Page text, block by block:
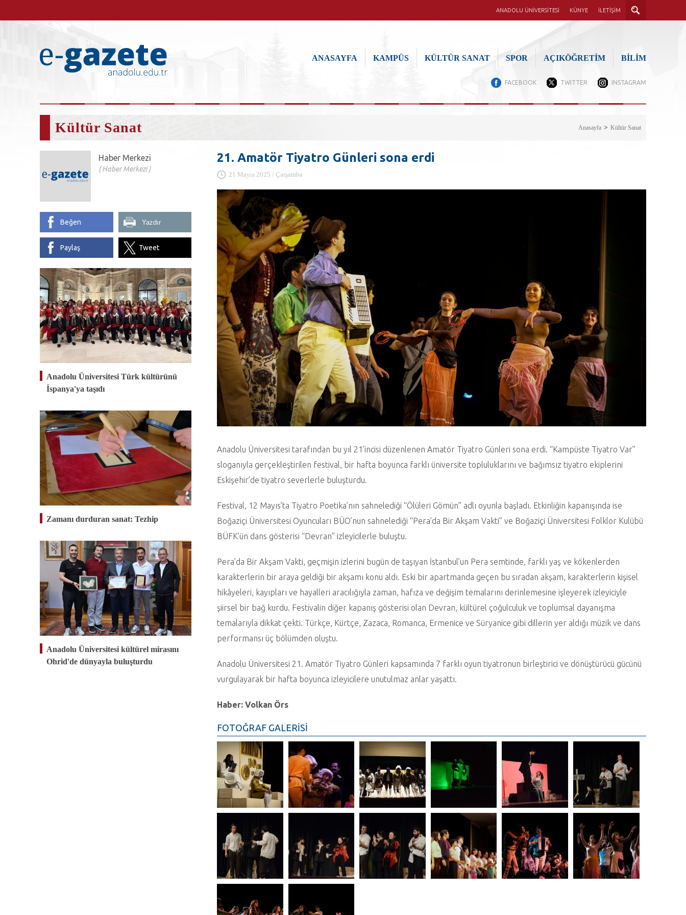
ANADOLU ÜNİVERSİTESİ KÜNYE İLETİŞİM
ANASAYFA KAMPÜS KÜLTÜR SANAT SPOR AÇIKÖĞRETİM BİLİM
FACEBOOK TWITTER INSTAGRAM
Kültür Sanat Anasayfa Kültür Sanat
21. Amatör Tiyatro Günleri sona erdi
21 Mayıs 2025 / Çarşamba
Anadolu Üniversitesi tarafından bu yıl 21’incisi düzenlenen Amatör Tiyatro Günleri sona erdi. “Kampüste Tiyatro Var”
sloganıyla gerçekleştirilen festival, bir hafta boyunca farklı üniversite topluluklarını ve bağımsız tiyatro ekiplerini
Eskişehir’de tiyatro severlerle buluşturdu.
Festival, 12 Mayıs’ta Tiyatro Poetika’nın sahnelediği “Ölüleri Gömün” adlı oyunla başladı. Etkinliğin kapanışında ise
Boğaziçi Üniversitesi Oyuncuları BÜO’nun sahnelediği “Pera’da Bir Akşam Vakti” ve Boğaziçi Üniversitesi Folklor Kulübü
BÜFK’ün dans gösterisi “Devran” izleyicilerle buluştu.
Pera’da Bir Akşam Vakti, geçmişin izlerini bugün de taşıyan İstanbul’un Pera semtinde, farklı yaş ve kökenlerden
karakterlerin bir araya geldiği bir akşamı konu aldı. Eski bir apartmanda geçen bu sıradan akşam, karakterlerin kişisel
hikâyeleri, kayıpları ve hayalleri aracılığıyla zaman, hafıza ve değişim temalarını derinlemesine işleyerek izleyiciyle
şiirsel bir bağ kurdu. Festivalin diğer kapanış gösterisi olan Devran, kültürel çoğulculuk ve toplumsal dayanışma
temalarıyla dikkat çekti. Türkçe, Kürtçe, Zazaca, Romanca, Ermenice ve Süryanice gibi dillerin yer aldığı müzik ve dans
performansı üç bölümden oluştu.
Anadolu Üniversitesi 21. Amatör Tiyatro Günleri kapsamında 7 farklı oyun tiyatronun birleştirici ve dönüştürücü gücünü
vurgulayarak bir hafta boyunca izleyicilere unutulmaz anlar yaşattı.
Haber: Volkan Örs
FOTOĞRAF GALERİSİ
Haber Merkezi
Haber Merkezi
Beğen Yazdır
Paylaş Tweet
Anadolu Üniversitesi Türk kültürünü
İspanya'ya taşıdı
Zamanı durduran sanat: Tezhip
Anadolu Üniversitesi kültürel mirasını
Ohrid'de dünyayla buluşturdu